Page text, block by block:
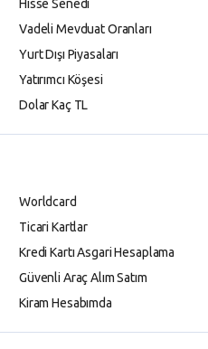
Hisse Senedi
Vadeli Mevduat Oranları
Yurt Dışı Piyasaları
Yatırımcı Köşesi
Dolar Kaç TL
Worldcard
Ticari Kartlar
Kredi Kartı Asgari Hesaplama
Güvenli Araç Alım Satım
Kiram Hesabımda